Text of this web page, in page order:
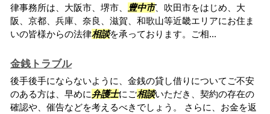
律事務所は、大阪市、堺市、
豊中市、吹田市をはじめ、大
阪、京都、兵庫、奈良、滋賀、和歌山等近畿エリアにお住ま
いの皆様からの法律相談を承っております。ご相...
金銭トラブル
後手後手にならないように、金銭の貸し借りについてご不安
のある方は、早めに弁護士にご相談いただき、契約の存在の
確認や、催告などを考えるべきでしょう。 さらに、お金を返